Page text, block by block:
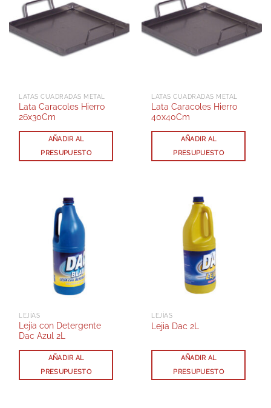
LATAS CUADRADAS METAL
Lata Caracoles Hierro
26x30Cm
AÑADIR AL
PRESUPUESTO
LATAS CUADRADAS METAL
Lata Caracoles Hierro
40x40Cm
AÑADIR AL
PRESUPUESTO
LEJÍAS
Lejía con Detergente
Dac Azul 2L
AÑADIR AL
PRESUPUESTO
LEJÍAS
Lejia Dac 2L
AÑADIR AL
PRESUPUESTO